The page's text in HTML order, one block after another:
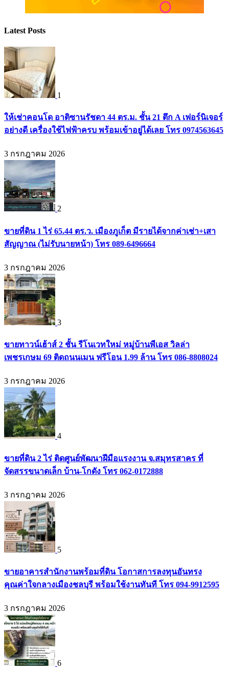
Latest Posts
1
ให้เช่าคอนโด อาติซานรัชดา 44 ตร.ม. ชั้น 21 ตึก A เฟอร์นิเจอร์
อย่างดี เครื่องใช้ไฟฟ้าครบ พร้อมเข้าอยู่ได้เลย โทร 0974563645
3 กรกฎาคม 2026
2
ขายที่ดิน 1 ไร่ 65.44 ตร.ว. เมืองภูเก็ต มีรายได้จากค่าเช่า+เสา
สัญญาณ (ไม่รับนายหน้า) โทร 089-6496664
3 กรกฎาคม 2026
3
ขายทาวน์เฮ้าส์ 2 ชั้น รีโนเวทใหม่ หมู่บ้านพีเอส วิลล่า
เพชรเกษม 69 ติดถนนเมน ฟรีโอน 1.99 ล้าน โทร 086-8808024
3 กรกฎาคม 2026
4
ขายที่ดิน 2 ไร่ ติดศูนย์พัฒนาฝีมือแรงงาน จ.สมุทรสาคร ที่
จัดสรรขนาดเล็ก บ้าน-โกดัง โทร 062-0172888
3 กรกฎาคม 2026
5
ขายอาคารสำนักงานพร้อมที่ดิน โอกาสการลงทุนอันทรง
คุณค่าใจกลางเมืองชลบุรี พร้อมใช้งานทันที โทร 094-9912595
3 กรกฎาคม 2026
6